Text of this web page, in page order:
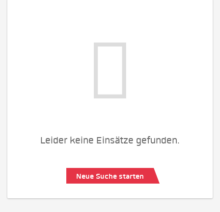
Leider keine Einsätze gefunden.
Neue Suche starten